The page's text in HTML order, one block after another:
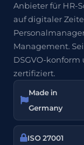
Anbieter für HR-
auf digitaler
Management.
DSGVO-konform
zertifiziert.
Made in
Germany
ISO 27001